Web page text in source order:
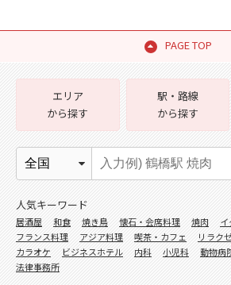
PAGE TOP
エリア
から探す
駅・路線
から探す
人気キーワード
居酒屋 和食 焼き鳥 懐石・会席料理 焼肉
フランス料理
アジア料理 喫茶・カフェ リラク
カラオケ
ビジネスホテル 内科 小児科 動物病
法律事務所